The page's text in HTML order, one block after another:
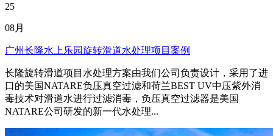
25
08月
广州长隆水上乐园旋转滑道水处理项目案例
长隆旋转滑道项目水处理方案由我们公司负责设计，采用了进
口的美国NATARE负压真空过滤和荷兰BEST UV中压紫外消
毒技术对滑道水进行过滤消毒，负压真空过滤器是美国
NATARE公司研发的新一代水处理...